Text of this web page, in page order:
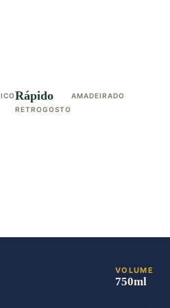
Rápido
RETROGOSTO
AMADEIRADO
VOLUME
750ml